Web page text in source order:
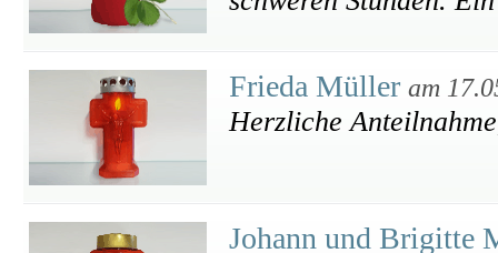
Frieda Müller am
Herzliche
Johann und Brigitte